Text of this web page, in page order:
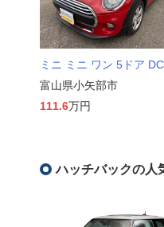
ミニ ミニ ワン 5ドア
富山県小矢部市
111.6万円
ハッチバックの人